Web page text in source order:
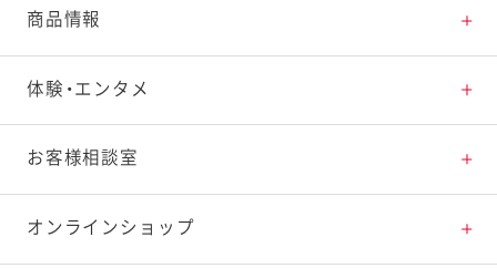
とっておきレシピトップ
素材の知識
料理の基本
特集レシピ
商品情報
商品情報トップ
新商品・リニューアル品一覧
販売終了商品一覧
体験・エンタメ
体験・エンタメトップ
マヨテラス（見学施設）
お客様相談室
お客様相談室トップ
オンラインショップ